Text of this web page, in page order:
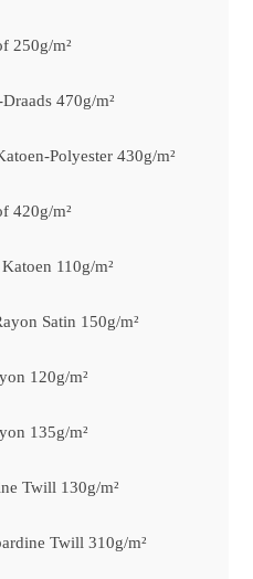
250g/m²
470g/m²
Polyester 430g/m²
420g/m²
110g/m²
Satin 150g/m²
120g/m²
135g/m²
Twill 130g/m²
Twill 310g/m²